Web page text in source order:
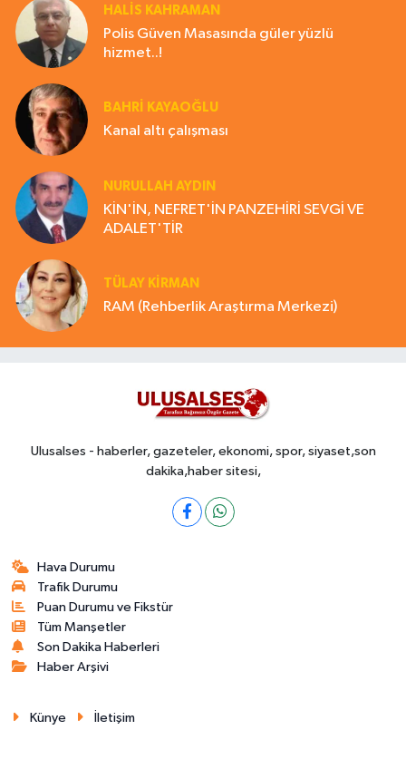
HALIS KAHRAMAN
Polis Güven Masasında güler yüzlü
hizmet..!
BAHRI KAYAOĞLU
Kanal altı çalışması
NURULLAH AYDIN
KİN'İN, NEFRET'İN PANZEHİRİ SEVGİ VE
ADALET'TİR
TÜLAY KİRMAN
RAM (Rehberlik Araştırma Merkezi)
Ulusalses - haberler, gazeteler, ekonomi, spor, siyaset,son
dakika,haber sitesi,
Hava Durumu
Trafik Durumu
Puan Durumu ve Fikstür
Tüm Manşetler
Son Dakika Haberleri
Haber Arşivi
Künye İletişim